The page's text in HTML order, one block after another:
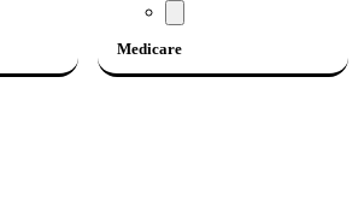
Medicare